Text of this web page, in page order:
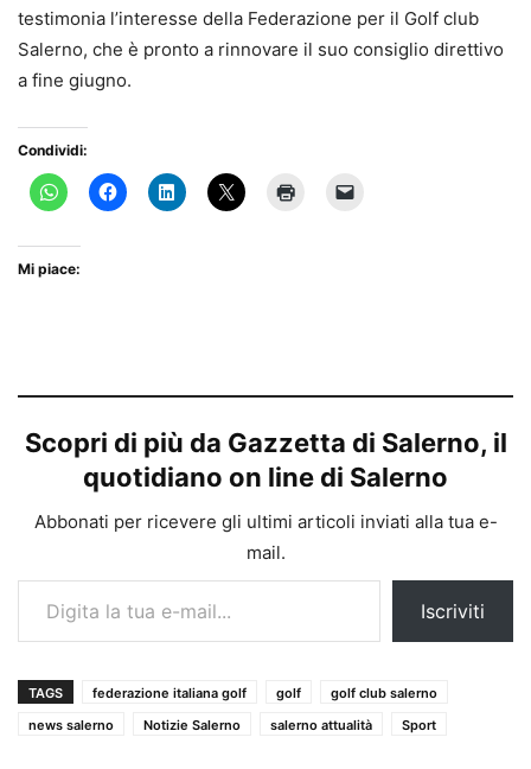
testimonia l’interesse della Federazione per il Golf club
Salerno, che è pronto a rinnovare il suo consiglio direttivo
a fine giugno.
Condividi:
Mi piace:
Scopri di più da Gazzetta di Salerno, il
quotidiano on line di Salerno
Abbonati per ricevere gli ultimi articoli inviati alla tua e-
mail.
Digita la tua e-mail...
Iscriviti
TAGS federazione italiana golf golf
golf club salerno
news salerno
Notizie Salerno salerno attualità Sport